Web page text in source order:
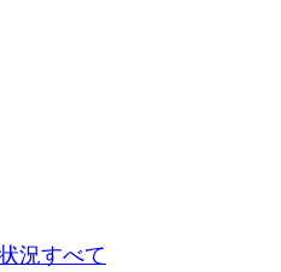
況すべて